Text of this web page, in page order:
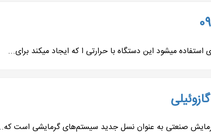
میشود این دستگاه با حرارتی ا که ایجاد میکند برای...
صنعتی به عنوان نسل جدید سیستم‌های گرمایشی است